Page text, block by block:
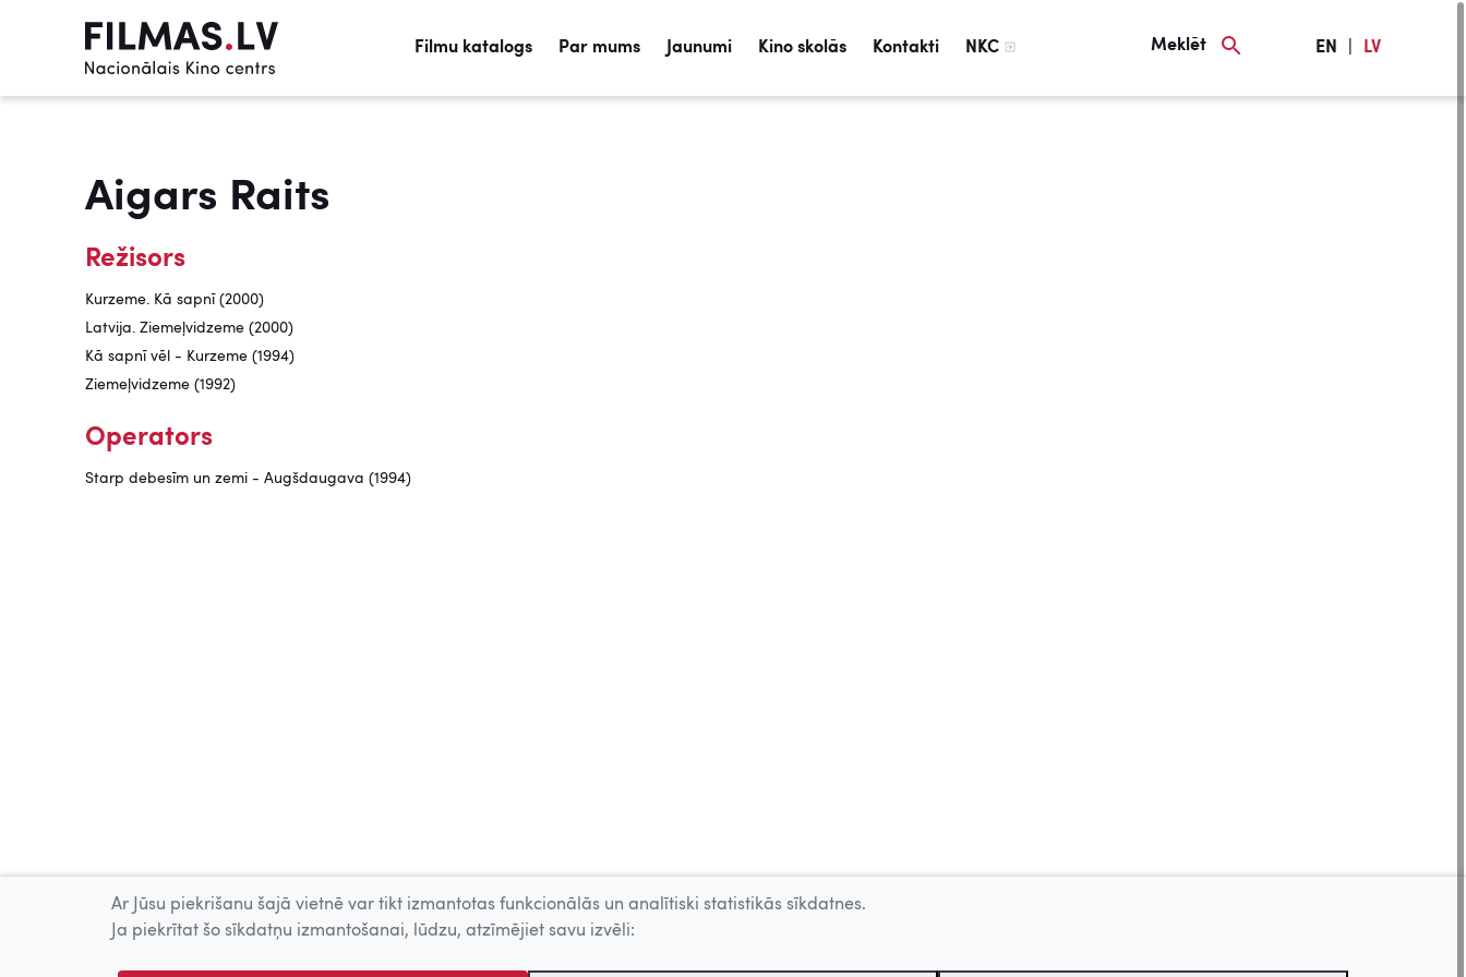
Filmu katalogs Par mums Jaunumi Kino skolās Kontakti NKC Meklēt EN LV
Aigars Raits
Režisors
Kurzeme. Kā sapnī (2000)
Latvija. Ziemeļvidzeme (2000)
Kā sapnī vēl - Kurzeme (1994)
Ziemeļvidzeme (1992)
Operators
Starp debesīm un zemi - Augšdaugava (1994)
Ar Jūsu piekrišanu šajā vietnē var tikt izmantotas funkcionālās un analītiski statistikās sīkdatnes.
Ja piekrītat šo sīkdatņu izmantošanai, lūdzu, atzīmējiet savu izvēli: